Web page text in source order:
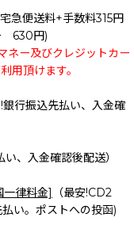
宅急便送料+手数料315円
630円)
ネー及びクレジットカー
用頂けます。
銀行振込先払い、入金確
、入金確認後配送）
一律料金]
（最安!CD2
い。ポストへの投函)